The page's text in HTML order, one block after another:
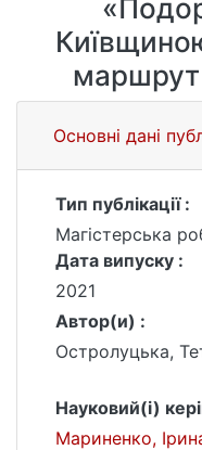
маршрут
Основні дані
Тип публікації :
Магістерська
Дата випуску :
2021
Автор(и) :
Остролуцька,
Науковий(і)
Мариненко,